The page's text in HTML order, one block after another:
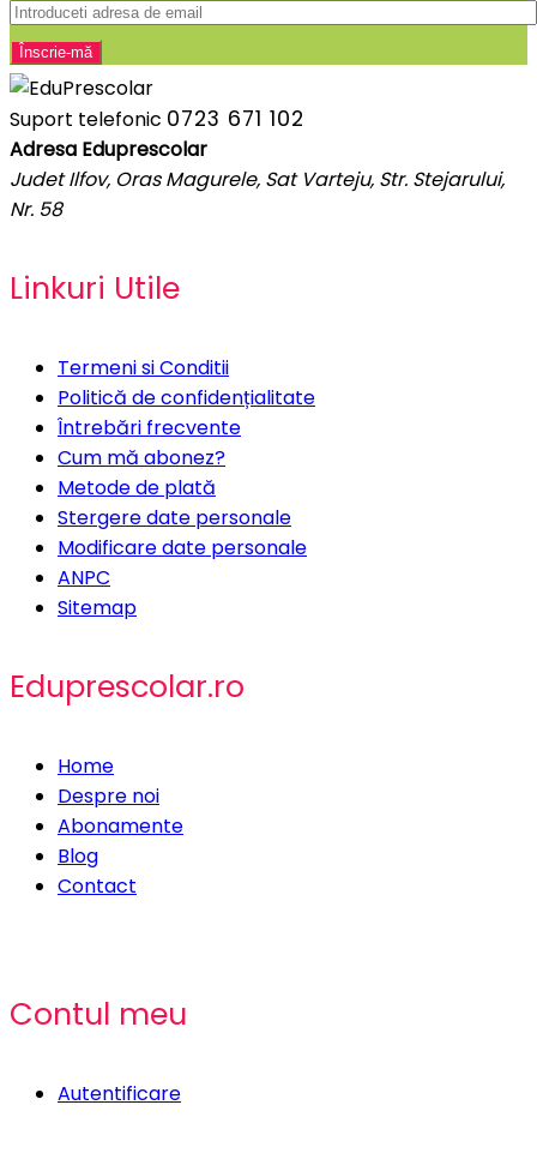
Suport telefonic 0723 671 102
Adresa Eduprescolar
Judet Ilfov, Oras Magurele, Sat Varteju, Str. Stejarului,
Nr. 58
Linkuri Utile
Termeni si Conditii
Politică de confidențialitate
Întrebări frecvente
Cum mă abonez?
Metode de plată
Stergere date personale
Modificare date personale
ANPC
Sitemap
Eduprescolar.ro
Home
Despre noi
Abonamente
Blog
Contact
Contul meu
Autentificare